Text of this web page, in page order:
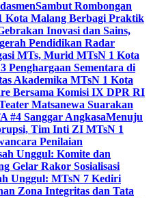
Sambut Rombongan
Kota Malang Berbagi Praktik
Inovasi dan Sains,
Pendidikan Radar
MTs, Murid MTsN 1 Kota
Penghargaan Sementara di
Akademika MTsN 1 Kota
Bersama Komisi IX DPR RI
Matsanewa Suarakan
#4 Sanggar AngkasaMenuju
Tim Inti ZI MTsN 1
Penilaian
Unggul: Komite dan
Gelar Rakor Sosialisasi
Unggul: MTsN 7 Kediri
Zona Integritas dan Tata